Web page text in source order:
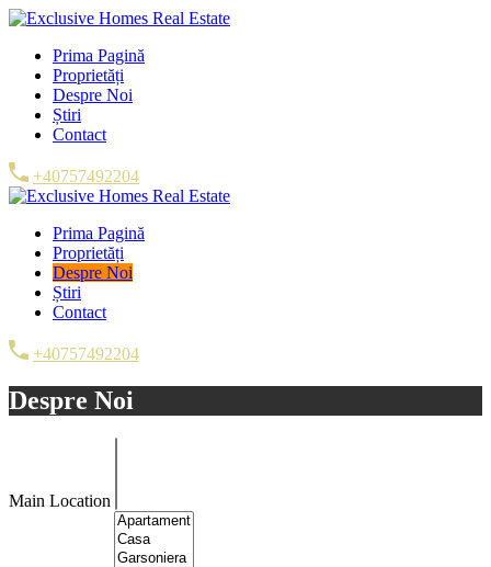
Prima Pagină
Proprietăți
Despre Noi
Știri
Contact
+40757492204
Prima Pagină
Proprietăți
Despre Noi
Știri
Contact
+40757492204
Despre Noi
Main Location